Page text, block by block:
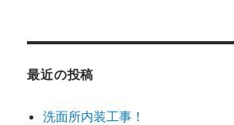
最近の投稿
洗面所内装工事！